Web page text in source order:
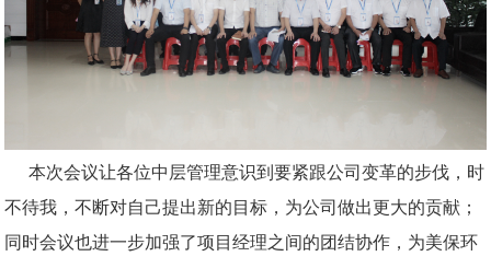
本次会议让各位中层管理意识到要紧跟公司变革的步伐，时
不待我，不断对自己提出新的目标，为公司做出更大的贡献；
同时会议也进一步加强了项目经理之间的团结协作，为美保环